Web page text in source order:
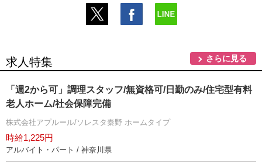
求人特集 さらに見る
「週2から可」調理スタッフ/無資格可/日勤のみ/住宅型有料
老人ホーム/社会保障完備
株式会社アプルール/ソレスタ秦野 ホームタイプ
時給1,225円
アルバイト・パート / 神奈川県